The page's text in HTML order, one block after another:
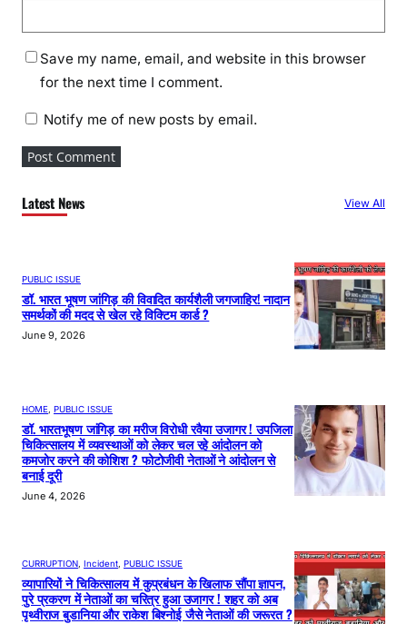
Save my name, email, and website in this browser
for the next time I comment.
Notify me of new posts by email.
Latest News View All
PUBLIC ISSUE
डॉ. भारत भूषण जांगिड़ की विवादित कार्यशैली जगजाहिर! नादान
समर्थकों की मदद से खेल रहे विक्टिम कार्ड ?
June 9, 2026
HOME, PUBLIC ISSUE
डॉ. भारतभूषण जांगिड़ का मरीज विरोधी रवैया उजागर ! उपजिला
चिकित्सालय में व्यवस्थाओं को लेकर चल रहे आंदोलन को
कमजोर करने की कोशिश ? फोटोजीवी नेताओं ने आंदोलन से
बनाई दूरी
June 4, 2026
CURRUPTION Incident PUBLIC ISSUE
व्यापारियों ने चिकित्सालय में कुप्रबंधन के खिलाफ सौंपा ज्ञापन,
पुरे प्रकरण में नेताओं का चरित्र हुआ उजागर ! शहर को अब
पृथ्वीराज बुडानिया और राकेश बिश्नोई जैसे नेताओं की जरूरत ?